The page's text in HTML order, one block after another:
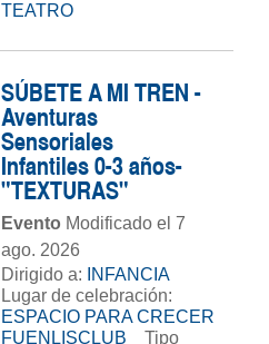
TEATRO
SÚBETE A MI TREN -
Aventuras
Sensoriales
Infantiles 0-3 años-
"TEXTURAS"
Evento Modificado el 7
ago. 2026
Dirigido a:
INFANCIA
Lugar de celebración:
ESPACIO PARA CRECER
FUENLISCLUB
Tipo